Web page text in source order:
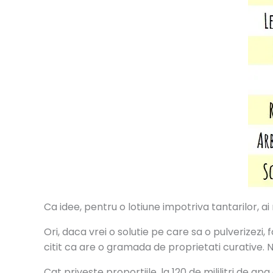
Ca idee, pentru o lotiune impotriva tantarilor, ai
Ori, daca vrei o solutie pe care sa o
citit ca are o gramada de proprietati curative.